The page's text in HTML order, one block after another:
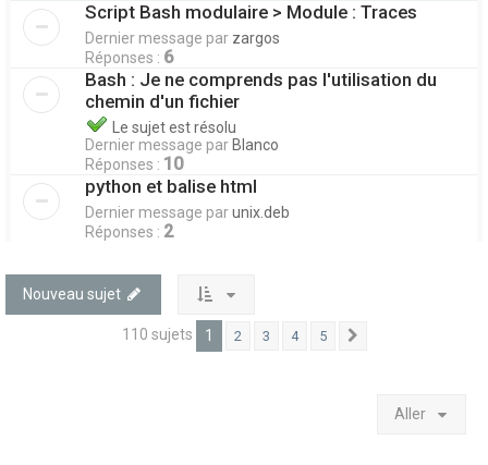
Script Bash modulaire > Module : Traces
Dernier message par zargos
Réponses : 6
Bash : Je ne comprends pas l'utilisation du
chemin d'un fichier
Le sujet est résolu
Dernier message par Blanco
Réponses : 10
python et balise html
Dernier message parunix.deb
Réponses : 2
Nouveau sujet
110 sujets 1 2 3 4 5
Aller